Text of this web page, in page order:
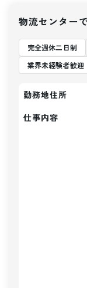
物流センター
完全週休二日制
業界未経験者歓迎
勤務地住所
仕事内容